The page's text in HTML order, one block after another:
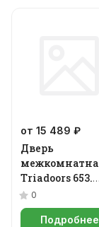
от 15 489 ₽
Дверь
Triadoors 653.
Future
0
Подробнее